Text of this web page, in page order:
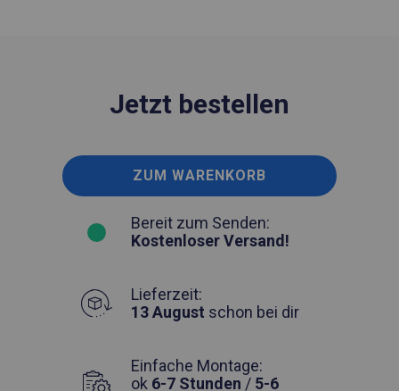
Jetzt bestellen
ZUM WARENKORB
Bereit zum Senden:
Kostenloser Versand!
Lieferzeit:
13 August schon bei dir
Einfache Montage:
ok 6-7 Stunden / 5-6